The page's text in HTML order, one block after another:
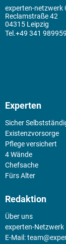
experten-netzwerk
Reclamstraße 42
04315 Leipzig
+49 341
Experten
Sicher
Existenz­vorsorge
Pflege versichert
4 Wände
Chefsache
Fürs Alter
Redaktion
Über uns
experten-Netzwerk
E-Mail: